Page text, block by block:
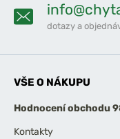
dotazy a
VŠE O NÁKUPU
Hodnocení obchodu
Kontakty